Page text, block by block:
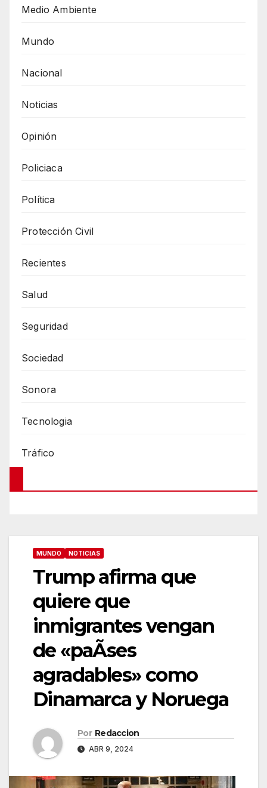
Medio Ambiente
Mundo
Nacional
Noticias
Opinión
Policiaca
Política
Protección Civil
Recientes
Salud
Seguridad
Sociedad
Sonora
Tecnologia
Tráfico
MUNDO NOTICIAS
Trump afirma que
quiere que
inmigrantes vengan
de «paÃses
agradables» como
Dinamarca y Noruega
Por Redaccion
ABR 9, 2024